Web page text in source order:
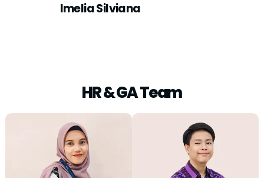
Imelia Silviana
HR & GA Team